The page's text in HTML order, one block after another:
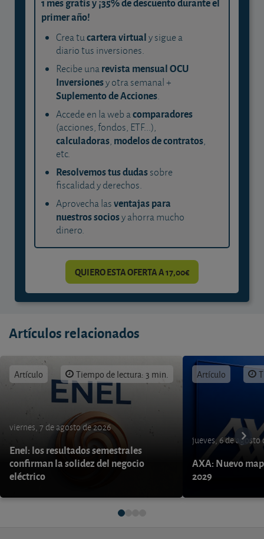
primer año!
Crea tucartera virtualy sigue a
diario tus inversiones.
Recibe unarevista mensual OCU
Inversionesy otra semanal +
Suplemento de Acciones.
Accede en la web acomparadores
(acciones, fondos, ETF...),
calculadoras, modelos de contratos,
etc.
Resolvemos tus dudassobre
fiscalidad y derechos.
Aprovecha lasventajas para
nuestros sociosy ahorra mucho
dinero.
QUIERO ESTA OFERTA A 17,00€
Artículos relacionados
Artículo Tiempo de lectura: 3 min.
viernes, 7 de agosto de 2026
Enel: los resultados semestrales
confirman la solidez del negocio
eléctrico
Artículo
jueves, 6 de agosto
AXA: Nuevo
2029